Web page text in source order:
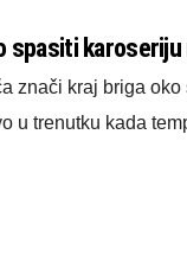
spasiti
znači kraj briga
u trenutku kada